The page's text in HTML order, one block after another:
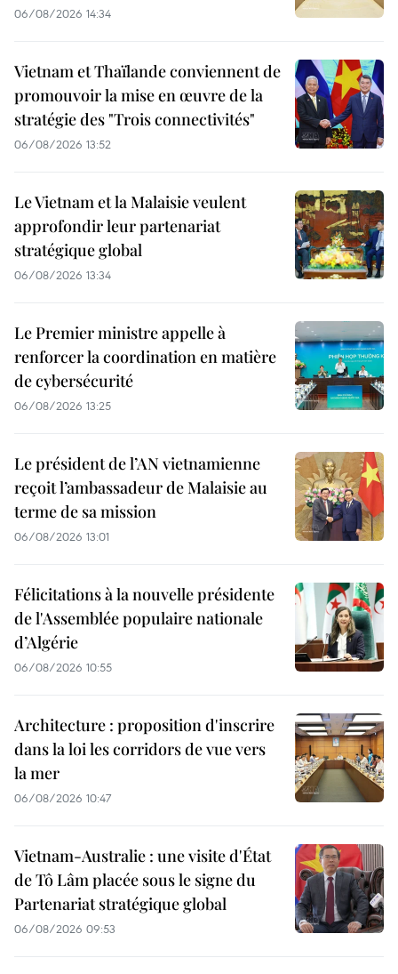
06/08/2026 14:34
Vietnam et Thaïlande conviennent de
promouvoir la mise en œuvre de la
stratégie des "Trois connectivités"
06/08/2026 13:52
Le Vietnam et la Malaisie veulent
approfondir leur partenariat
stratégique global
06/08/2026 13:34
Le Premier ministre appelle à
renforcer la coordination en matière
de cybersécurité
06/08/2026 13:25
Le président de l’AN vietnamienne
reçoit l’ambassadeur de Malaisie au
terme de sa mission
06/08/2026 13:01
Félicitations à la nouvelle présidente
de l'Assemblée populaire nationale
d’Algérie
06/08/2026 10:55
Architecture : proposition d'inscrire
dans la loi les corridors de vue vers
la mer
06/08/2026 10:47
Vietnam-Australie : une visite d'État
de Tô Lâm placée sous le signe du
Partenariat stratégique global
06/08/2026 09:53